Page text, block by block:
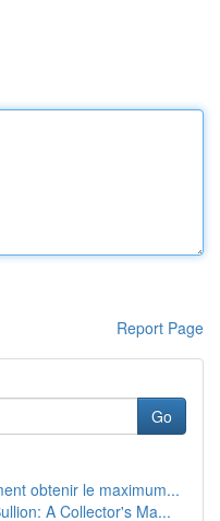
Report Page
Go
obtenir le maximum...
A Collector's Ma...